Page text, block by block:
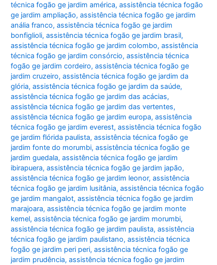
técnica fogão ge jardim américa,assistência técnica fogão
ge jardim ampliação,assistência técnica fogão ge jardim
anália franco,assistência técnica fogão ge jardim
bonfiglioli,assistência técnica fogão ge jardim brasil,
assistência técnica fogão ge jardim colombo,assistência
técnica fogão ge jardim consórcio,assistência técnica
fogão ge jardim cordeiro,assistência técnica fogão ge
jardim cruzeiro,assistência técnica fogão ge jardim da
glória,assistência técnica fogão ge jardim da saúde,
assistência técnica fogão ge jardim das acácias,
assistência técnica fogão ge jardim das vertentes,
assistência técnica fogão ge jardim europa,assistência
técnica fogão ge jardim everest,assistência técnica fogão
ge jardim flórida paulista,assistência técnica fogão ge
jardim fonte do morumbi,assistência técnica fogão ge
jardim guedala,assistência técnica fogão ge jardim
ibirapuera,assistência técnica fogão ge jardim japão,
assistência técnica fogão ge jardim leonor,assistência
técnica fogão ge jardim lusitânia,assistência técnica fogão
ge jardim mangalot,assistência técnica fogão ge jardim
marajoara,assistência técnica fogão ge jardim monte
kemel,assistência técnica fogão ge jardim morumbi,
assistência técnica fogão ge jardim paulista,assistência
técnica fogão ge jardim paulistano,assistência técnica
fogão ge jardim peri peri,assistência técnica fogão ge
jardim prudência,assistência técnica fogão ge jardim